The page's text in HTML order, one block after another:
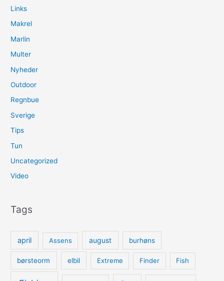
Links
Makrel
Marlin
Multer
Nyheder
Outdoor
Regnbue
Sverige
Tips
Tun
Uncategorized
Video
Tags
april Assens august burhøns
børsteorm elbil Extreme Finder Fish